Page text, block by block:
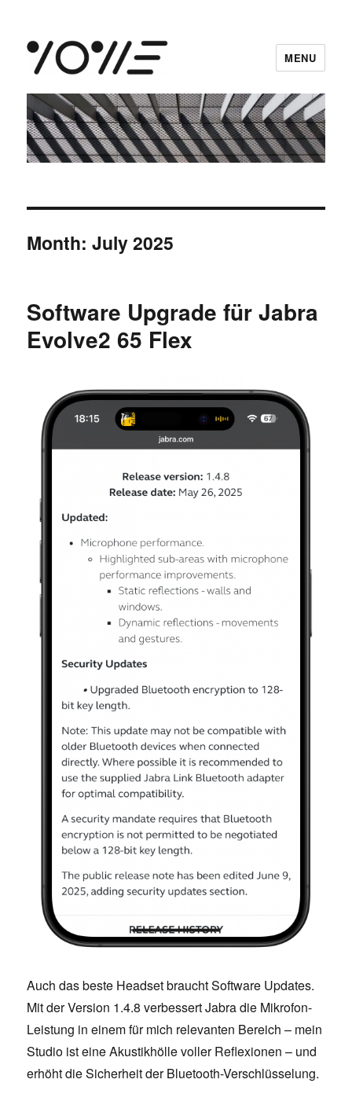
vowe dot net
MENU
Month:July 2025
Software Upgrade für Jabra
Evolve2 65 Flex
Auch das beste Headset braucht Software Updates.
Mit der Version 1.4.8 verbessert Jabra die Mikrofon-
Leistung in einem für mich relevanten Bereich – mein
Studio ist eine Akustikhölle voller Reflexionen – und
erhöht die Sicherheit der Bluetooth-Verschlüsselung.